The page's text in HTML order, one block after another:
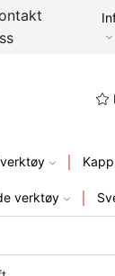
verktøy